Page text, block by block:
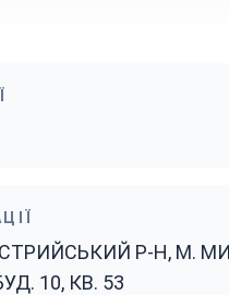
Р-Н, М.
10, КВ. 53